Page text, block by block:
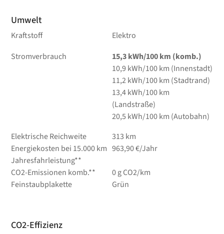
Umwelt
Kraftstoff
Elektro
Stromverbrauch
15,3 kWh/100 km (komb.)
10,9 kWh/100 km (Innenstadt)
11,2 kWh/100 km (Stadtrand)
13,4 kWh/100 km
(Landstraße)
20,5 kWh/100 km (Autobahn)
Elektrische Reichweite
313 km
Energiekosten bei 15.000 km
Jahresfahrleistung**
963,90 €/Jahr
CO2-Emissionen komb.**
0 g CO2/km
Feinstaubplakette
Grün
CO2-Effizienz